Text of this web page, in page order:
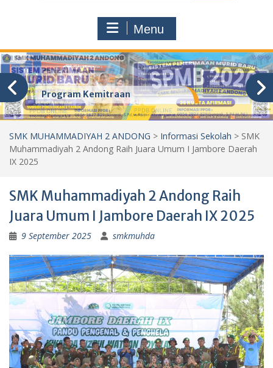
Menu
Program Kemitraan
SMK MUHAMMADIYAH 2 ANDONG > Informasi Sekolah > SMK
Muhammadiyah 2 Andong Raih Juara Umum I Jambore Daerah
IX 2025
SMK Muhammadiyah 2 Andong Raih
Juara Umum I Jambore Daerah IX 2025
9 September 2025 smkmuhda